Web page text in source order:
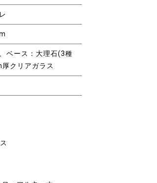
ベース：大理石(3種
クリアガラス